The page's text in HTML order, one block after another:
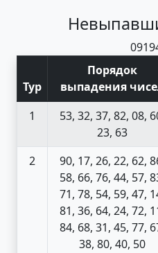
0919
Тур
Порядок
выпадения
1
53, 32, 37, 82, 08,
23, 63
2
90, 17, 26, 22, 62,
58, 66, 76, 44, 57,
71, 78, 54, 59, 47,
81, 36, 64, 24, 72,
84, 68, 31, 45, 77,
38, 80, 40, 50